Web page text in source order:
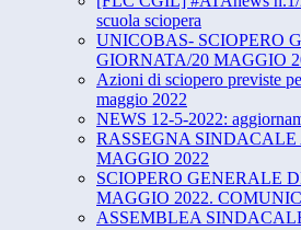
scuola sciopera
UNICOBAS- SCIOPERO
GIORNATA/20 MAGGIO
Azioni di sciopero previste
maggio 2022
NEWS 12-5-2022:
RASSEGNA SINDACALE
MAGGIO 2022
SCIOPERO GENERALE
MAGGIO 2022.
ASSEMBLEA